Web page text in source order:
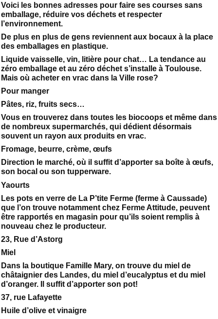
Voici les bonnes adresses pour faire ses courses sans
emballage, réduire vos déchets et respecter
l’environnement.
De plus en plus de gens reviennent aux bocaux à la place
des emballages en plastique.
Liquide vaisselle, vin, litière pour chat… La tendance au
zéro emballage et au zéro déchet s’installe à Toulouse.
Mais où acheter en vrac dans la Ville rose?
Pour manger
Pâtes, riz, fruits secs…
Vous en trouverez dans toutes les biocoops et même dans
de nombreux supermarchés, qui dédient désormais
souvent un rayon aux produits en vrac.
Fromage, beurre, crème, œufs
Direction le marché, où il suffit d’apporter sa boîte à œufs,
son bocal ou son tupperware.
Yaourts
Les pots en verre de La P’tite Ferme (ferme à Caussade)
que l’on trouve notamment chez Ferme Attitude, peuvent
être rapportés en magasin pour qu’ils soient remplis à
nouveau chez le producteur.
23, Rue d’Astorg
Miel
Dans la boutique Famille Mary, on trouve du miel de
châtaignier des Landes, du miel d’eucalyptus et du miel
d’oranger. Il suffit d’apporter son pot!
37, rue Lafayette
Huile d’olive et vinaigre